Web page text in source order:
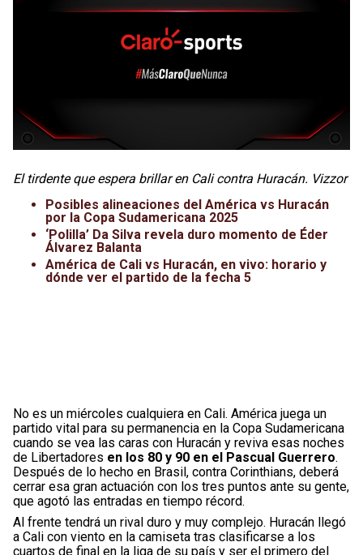
El tirdente que espera brillar en Cali contra Huracán. Vizzor
Posibles alineaciones del América vs Huracán
por la Copa Sudamericana 2025
‘Polilla’ Da Silva revela duro momento de Éder
Álvarez Balanta
América de Cali vs Huracán, en vivo: horario y
dónde ver el partido de la fecha 5
No es un miércoles cualquiera en Cali. América juega un
partido vital para su permanencia en la Copa Sudamericana
cuando se vea las caras con Huracán y reviva esas noches
de Libertadores en los 80 y 90 en el Pascual Guerrero.
Después de lo hecho en Brasil, contra Corinthians, deberá
cerrar esa gran actuación con los tres puntos ante su gente,
que agotó las entradas en tiempo récord.
Al frente tendrá un rival duro y muy complejo. Huracán llegó
a Cali con viento en la camiseta tras clasificarse a los
cuartos de final en la liga de su país y ser el primero del